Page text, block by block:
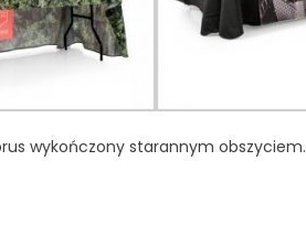
wykończony starannym obszyciem.